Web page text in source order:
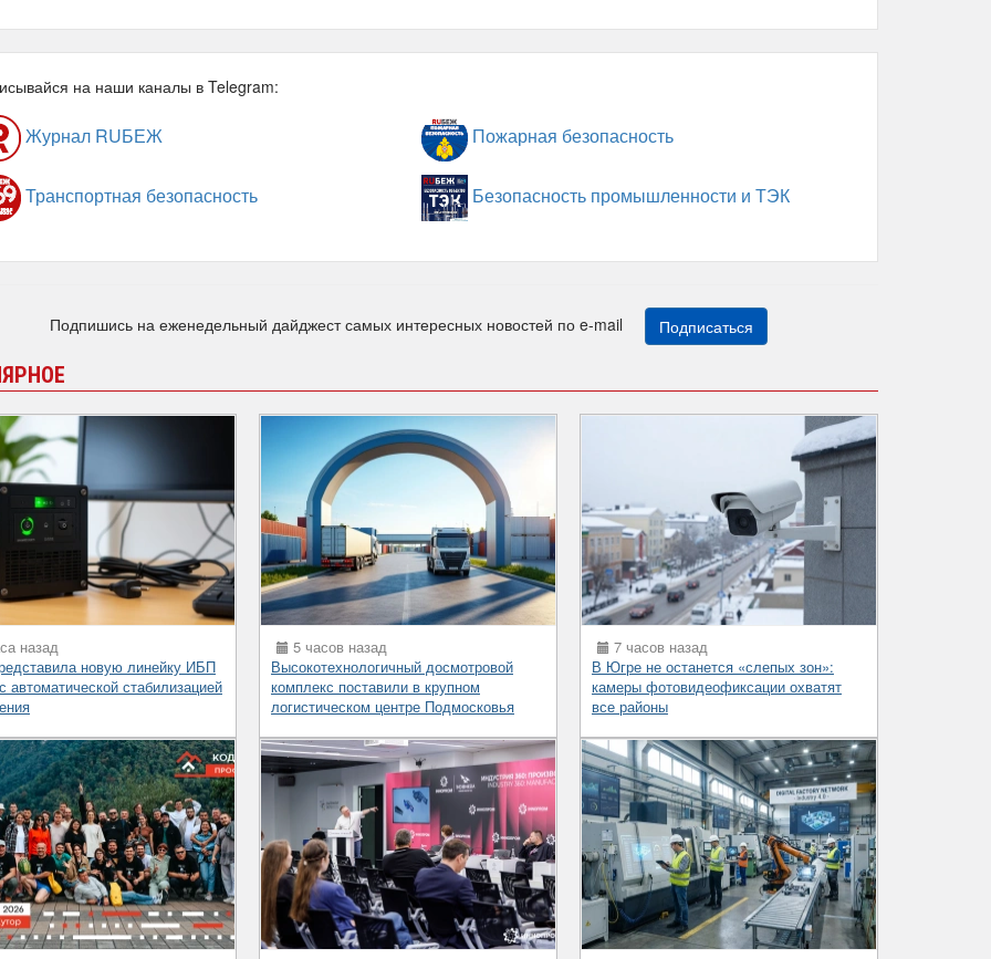
на наши каналы в Telegram:
Журнал RUБЕЖ Пожарная безопасность
Транспортная безопасность Безопасность промышленности и ТЭК
Подпишись на еженедельный дайджест самых интересных новостей по e-mail Подписаться
назад
новую линейку ИБП
автоматической стабилизацией
5 часов назад
Высокотехнологичный досмотровой
комплекс поставили в крупном
логистическом центре Подмосковья
7 часов назад
В Югре не останется «слепых зон»:
камеры фотовидеофиксации охватят
все районы